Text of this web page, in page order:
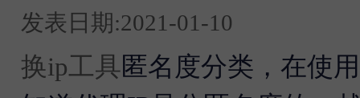
发表日期:2021-01-10
换ip工具匿名度分类，在使用